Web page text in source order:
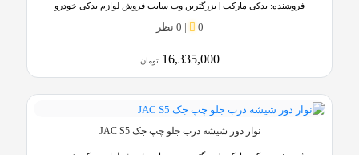
فروشنده: یدکی مارکت | بزرگترین وب سایت فروش لوازم یدکی خودرو
0
| 0 نظر
16,335,000 تومان
نوار دور شیشه درب جلو چپ جک JAC S5